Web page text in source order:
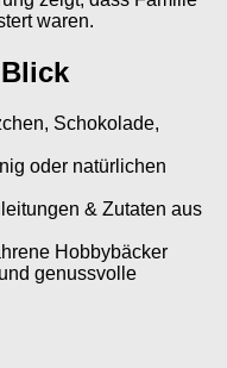
waren.
Schokolade,
oder natürlichen
& Zutaten aus
Hobbybäcker
genussvolle